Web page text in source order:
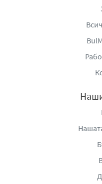
производствените си